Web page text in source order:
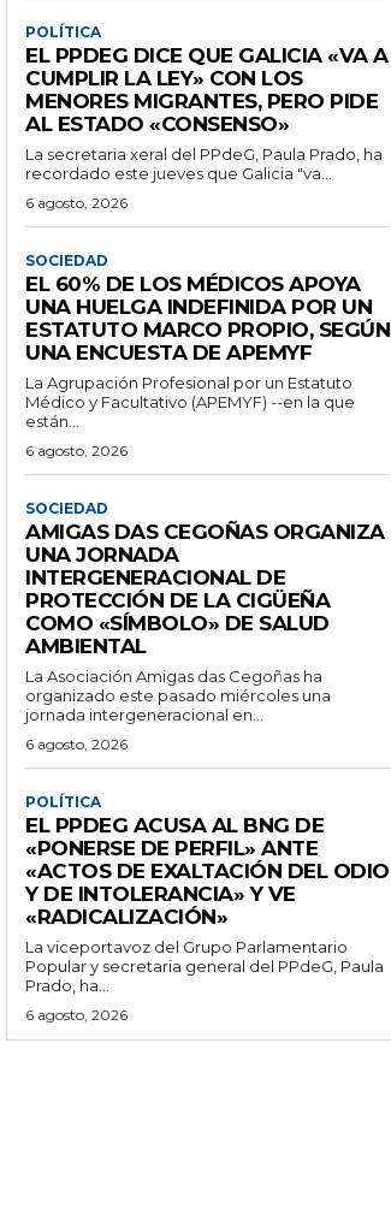
POLÍTICA
EL PPDEG DICE QUE GALICIA «VA A
CUMPLIR LA LEY» CON LOS
MENORES MIGRANTES, PERO PIDE
AL ESTADO «CONSENSO»
La secretaria xeral del PPdeG, Paula Prado, ha
recordado este jueves que Galicia "va...
6 agosto, 2026
SOCIEDAD
EL 60% DE LOS MÉDICOS APOYA
UNA HUELGA INDEFINIDA POR UN
ESTATUTO MARCO PROPIO, SEGÚN
UNA ENCUESTA DE APEMYF
La Agrupación Profesional por un Estatuto
Médico y Facultativo (APEMYF) --en la que
están...
6 agosto, 2026
SOCIEDAD
AMIGAS DAS CEGOÑAS ORGANIZA
UNA JORNADA
INTERGENERACIONAL DE
PROTECCIÓN DE LA CIGÜEÑA
COMO «SÍMBOLO» DE SALUD
AMBIENTAL
La Asociación Amigas das Cegoñas ha
organizado este pasado miércoles una
jornada intergeneracional en...
6 agosto, 2026
POLÍTICA
EL PPDEG ACUSA AL BNG DE
«PONERSE DE PERFIL» ANTE
«ACTOS DE EXALTACIÓN DEL ODIO
Y DE INTOLERANCIA» Y VE
«RADICALIZACIÓN»
La viceportavoz del Grupo Parlamentario
Popular y secretaria general del PPdeG, Paula
Prado, ha...
6 agosto, 2026